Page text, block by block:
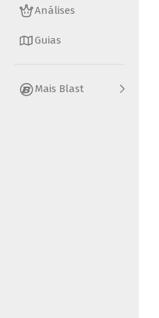
Análises
Guias
Mais Blast